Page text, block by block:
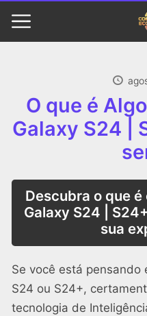
O que é
Galaxy S24 |
Descubra o que
Galaxy S24 |
sua
Se você está pensando
S24 ou S24+,
tecnologia de